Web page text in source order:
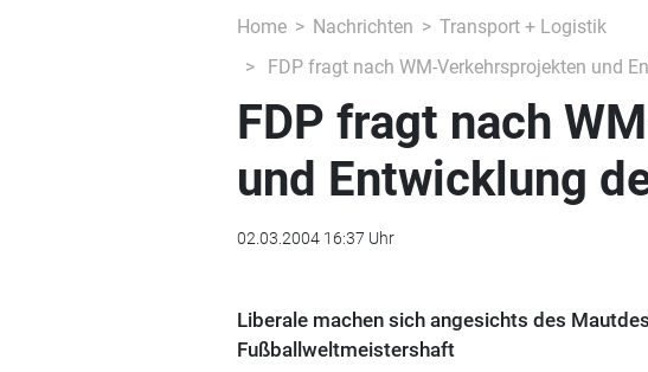
Home Nachrichten
Transport + Logistik
FDP fragt nach WM-Verkehrsprojekten und
FDP fragt nach
und Entwicklung
02.03.2004 16:37 Uhr
Liberale machen sich angesichts des
Fußballweltmeistershaft